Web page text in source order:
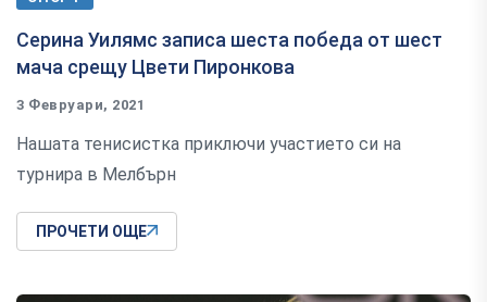
Серина Уилямс записа шеста победа от шест
мача срещу Цвети Пиронкова
3 Февруари, 2021
Нашата тенисистка приключи участието си на
турнира в Мелбърн
ПРОЧЕТИ ОЩЕ